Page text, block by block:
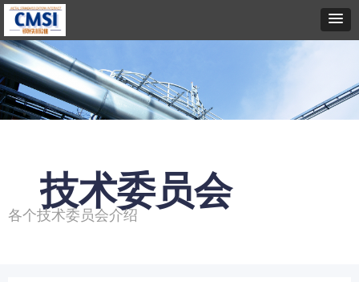
技术委员会
各个技术委员会介绍